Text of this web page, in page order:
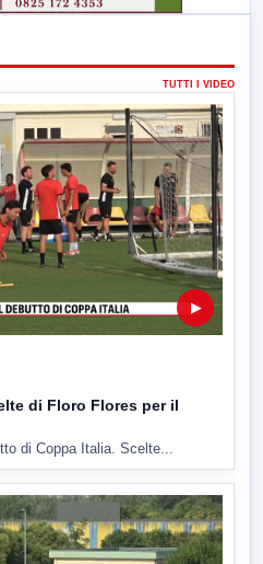
TUTTI I VIDEO
▶
di Floro Flores per il
di Coppa Italia. Scelte...